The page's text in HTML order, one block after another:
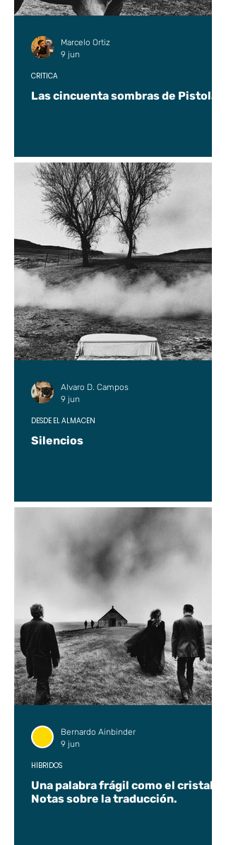
Las cincuenta sombras de Pistolas
CRÍTICA
Marcelo Ortiz
9 jun
Silencios
DESDE EL ALMACÉN
Alvaro D. Campos
9 jun
Una palabra frágil como el cristal.
Notas sobre la traducción.
HÍBRIDOS
Bernardo Ainbinder
9 jun